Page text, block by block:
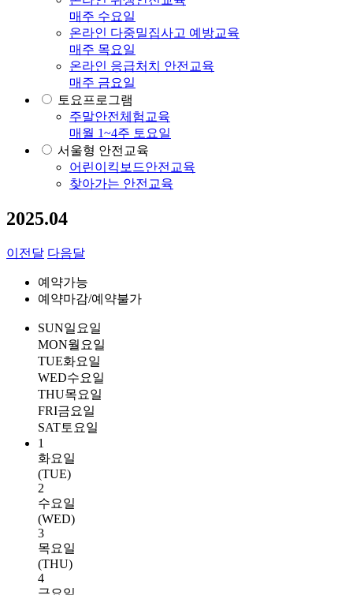
매주 수요일
온라인 다중밀집사고 예방교육
매주 목요일
온라인 응급처치 안전교육
매주 금요일
토요프로그램
주말안전체험교육
매월 1~4주 토요일
서울형 안전교육
어린이킥보드안전교육
찾아가는 안전교육
2025.04
이전달 다음달
예약가능
예약마감/예약불가
SUN일요일
MON월요일
TUE화요일
WED수요일
THU목요일
FRI금요일
SAT토요일
1
화요일
(TUE)
2
수요일
(WED)
3
목요일
(THU)
4